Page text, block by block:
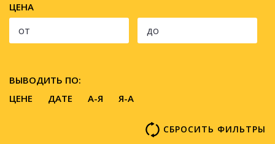
ЦЕНА
ВЫВОДИТЬ ПО:
ЦЕНЕ
ДАТЕ A-Я Я-А
СБРОСИТЬ ФИЛЬТРЫ